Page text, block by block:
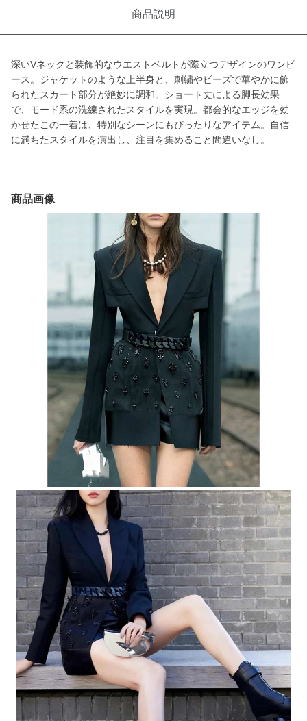
商品説明
深いVネックと装飾的なウエストベルトが際立つデザインのワンピ
ース。ジャケットのような上半身と、刺繍やビーズで華やかに飾
られたスカート部分が絶妙に調和。ショート丈による脚長効果
で、モード系の洗練されたスタイルを実現。都会的なエッジを効
かせたこの一着は、特別なシーンにもぴったりなアイテム。自信
に満ちたスタイルを演出し、注目を集めること間違いなし。
商品画像